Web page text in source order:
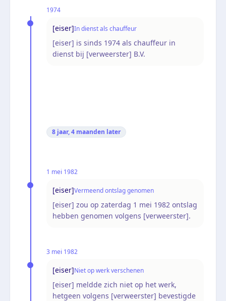
1974
[eiser]In dienst als chauffeur
[eiser] is sinds 1974 als chauffeur in
dienst bij [verweerster] B.V.
8 jaar, 4 maanden later
1 mei 1982
[eiser]Vermeend ontslag genomen
[eiser] zou op zaterdag 1 mei 1982 ontslag
hebben genomen volgens [verweerster].
3 mei 1982
[eiser]Niet op werk verschenen
[eiser] meldde zich niet op het werk,
hetgeen volgens [verweerster] bevestigde